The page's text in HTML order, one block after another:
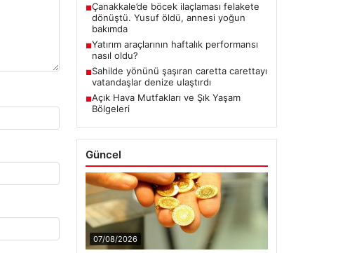
■Çanakkale’de böcek ilaçlaması felakete
dönüştü. Yusuf öldü, annesi yoğun
bakımda
■Yatırım araçlarının haftalık performansı
nasıl oldu?
■Sahilde yönünü şaşıran caretta carettayı
vatandaşlar denize ulaştırdı
■Açık Hava Mutfakları ve Şık Yaşam
Bölgeleri
Güncel
07/08/2026